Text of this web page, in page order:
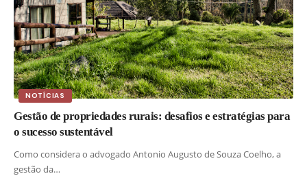
NOTÍCIAS
Gestão de propriedades rurais: desafios e estratégias para
o sucesso sustentável
Como considera o advogado Antonio Augusto de Souza Coelho, a
gestão da…